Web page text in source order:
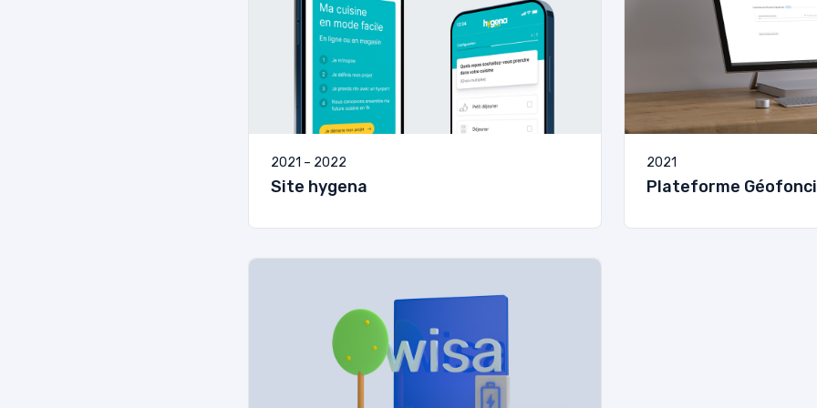
2021 – 2022
Site hygena
2021
Plateforme